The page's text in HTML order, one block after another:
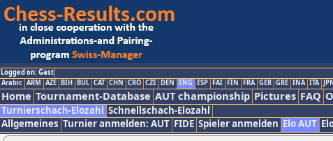
Logged on: Gast
Arabic ARM AZE BIH BUL CAT CHN CRO CZE DEN ENG ESP FAI FIN FRA GER GRE INA ITA
Home Tournament-Database AUT championship Pictures FAQ
Turnierschach-Elozahl Schnellschach-Elozahl
Allgemeines Turnier anmelden: AUT FIDE Spieler anmelden Elo AUT